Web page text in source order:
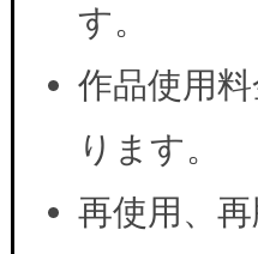
す。
作品使用
ります。
再使用、